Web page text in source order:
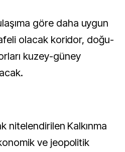
göre daha uygun
olacak koridor, doğu-
kuzey-güney
nitelendirilen Kalkınma
ve jeopolitik